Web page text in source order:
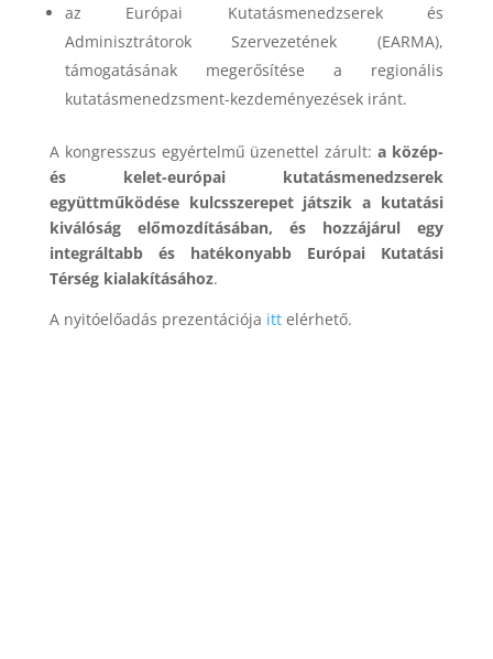
az Európai Kutatásmenedzserek és
Adminisztrátorok Szervezetének (EARMA),
támogatásának megerősítése a regionális
kutatásmenedzsment-kezdeményezések iránt.
A kongresszus egyértelmű üzenettel zárult:a közép-
és kelet-európai kutatásmenedzserek
együttműködése kulcsszerepet játszik a kutatási
kiválóság előmozdításában, és hozzájárul egy
integráltabb és hatékonyabb Európai Kutatási
Térség kialakításához.
A nyitóelőadás prezentációja ittelérhető.